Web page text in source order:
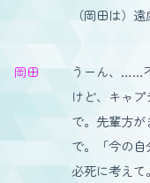
（岡田は）
岡田
うーん、……
けど、キャ
で。先輩方
で。「今の
必死に考えて